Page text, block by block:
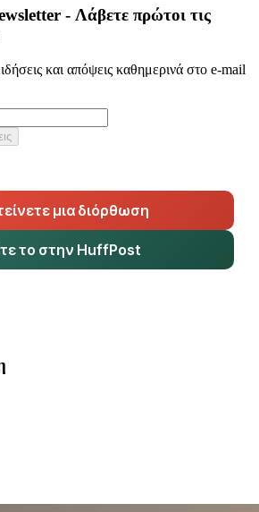
- Λάβετε πρώτοι τις
και απόψεις καθημερινά στο e-mail
μια διόρθωση
το στην HuffPost